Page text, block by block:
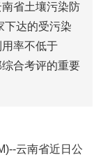
省土壤污染防
下达的受污染
率不低于
合考评的重要
云南省近日公